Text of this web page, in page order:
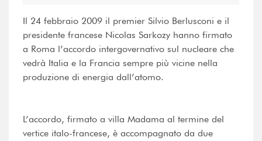
Il 24 febbraio 2009 il premier Silvio Berlusconi e il
presidente francese Nicolas Sarkozy hanno firmato
a Roma l’accordo intergovernativo sul nucleare che
vedrà Italia e la Francia sempre più vicine nella
produzione di energia dall’atomo.
L’accordo, firmato a villa Madama al termine del
vertice italo-francese, è accompagnato da due